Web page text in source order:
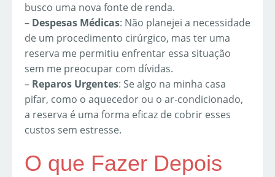
busco uma nova fonte de renda.
– Despesas Médicas: Não planejei a necessidade
de um procedimento cirúrgico, mas ter uma
reserva me permitiu enfrentar essa situação
sem me preocupar com dívidas.
– Reparos Urgentes: Se algo na minha casa
pifar, como o aquecedor ou o ar-condicionado,
a reserva é uma forma eficaz de cobrir esses
custos sem estresse.
O que Fazer Depois